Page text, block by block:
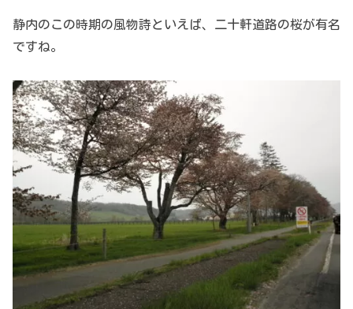
静内のこの時期の風物詩といえば、二十軒道路の桜が有名
ですね。